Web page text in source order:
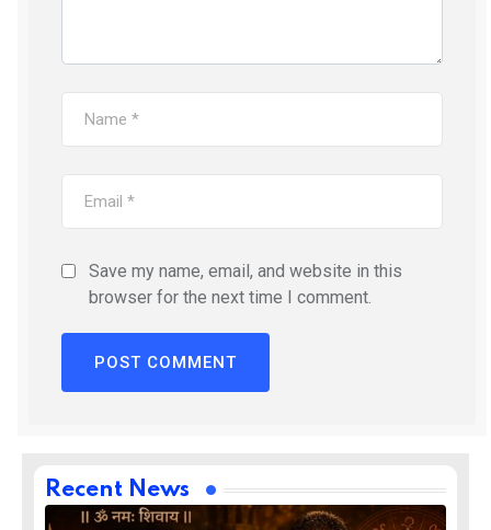
Save my name, email, and website in this
browser for the next time I comment.
Recent News